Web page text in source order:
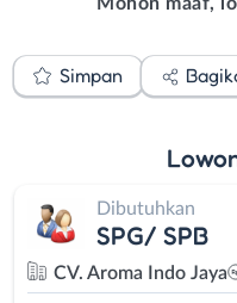
Simpan
Dibutuhkan
SPG/ SPB
CV. Aroma Indo Jaya